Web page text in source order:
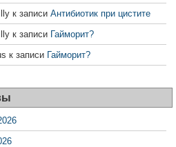
к записи Антибиотик при цистите
к записи Гайморит?
к записи Гайморит?